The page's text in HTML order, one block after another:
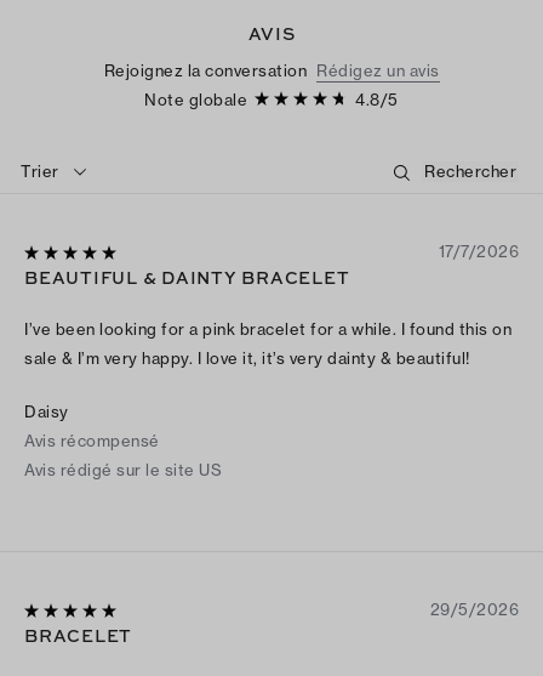
AVIS
Rejoignez la conversation Rédigez un avis
Note globale
4.8/5
Trier
17/7/2026
BEAUTIFUL & DAINTY BRACELET
I’ve been looking for a pink bracelet for a while. I found this on
sale & I’m very happy. I love it, it’s very dainty & beautiful!
Daisy
Avis récompensé
Avis rédigé sur le site US
29/5/2026
BRACELET